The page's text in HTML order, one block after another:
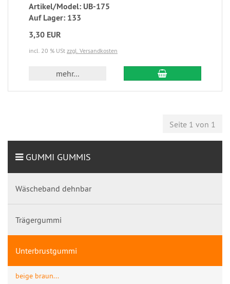
Artikel/Model: UB-175
Auf Lager: 133
3,30 EUR
incl. 20 % USt zzgl. Versandkosten
mehr...
Seite 1 von 1
GUMMI GUMMIS
Wäscheband dehnbar
Trägergummi
Unterbrustgummi
beige braun...